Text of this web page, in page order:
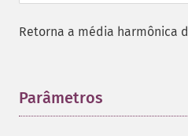
Retorna a média harmônica
Parâmetros